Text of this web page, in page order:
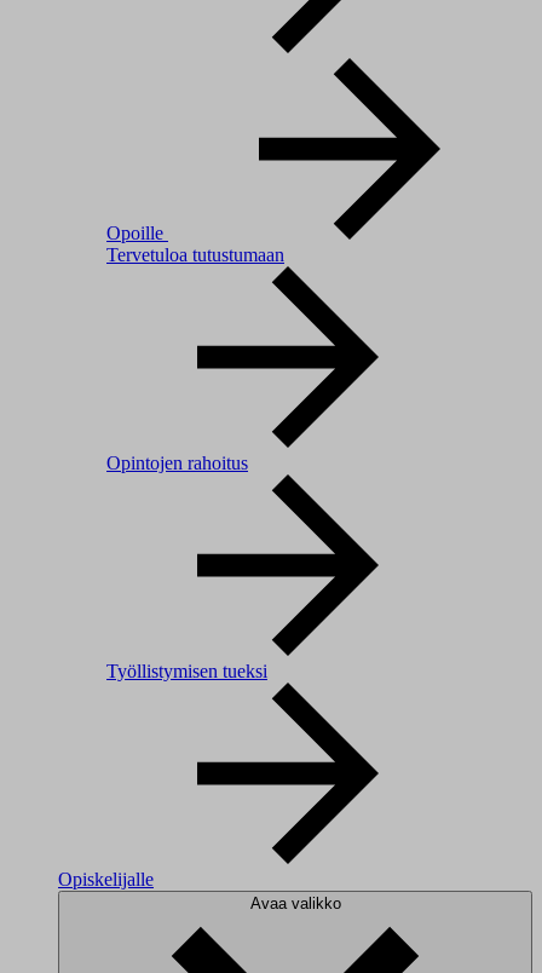
Opoille
Tervetuloa tutustumaan
Opintojen rahoitus
Työllistymisen tueksi
Opiskelijalle
Avaa valikko